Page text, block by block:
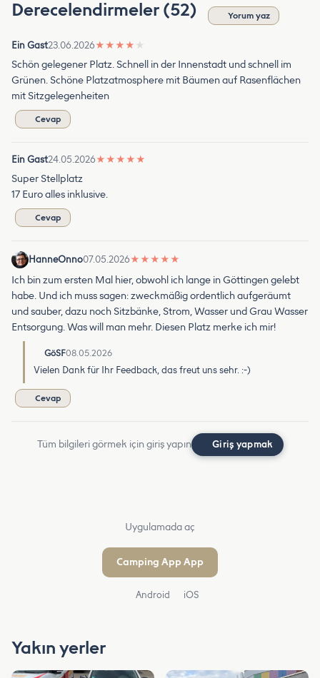
Derecelendirmeler (52) Yorum yaz
Ein Gast23.06.2026★ ★ ★ ★ ★
Schön gelegener Platz. Schnell in der Innenstadt und schnell im
Grünen. Schöne Platzatmosphere mit Bäumen auf Rasenflächen
mit Sitzgelegenheiten
Cevap
Ein Gast24.05.2026★ ★ ★ ★ ★
Super Stellplatz
17 Euro alles inklusive.
Cevap
HanneOnno07.05.2026★ ★ ★ ★ ★
Ich bin zum ersten Mal hier, obwohl ich lange in Göttingen gelebt
habe. Und ich muss sagen: zweckmäßig ordentlich aufgeräumt
und sauber, dazu noch Sitzbänke, Strom, Wasser und Grau Wasser
Entsorgung. Was will man mehr. Diesen Platz merke ich mir!
GöSF08.05.2026
Vielen Dank für Ihr Feedback, das freut uns sehr. :-)
Cevap
Tüm bilgileri görmek için giriş yapın Giriş yapmak
Uygulamada aç
Camping App App
Android iOS
Yakın yerler